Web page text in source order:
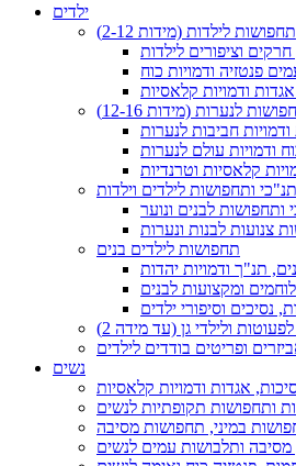
ילדים
תחפושות לילדות (מידות 2-12)
חרקים וציפורים לילדות
פנטזיה ודמויות כוח
ודמויות קלאסיות
לנערות (מידות 12-16)
ודמויות חביבות לנערות
ודמויות עולם לנערות
קלאסיות וטרנדיות
ותחפושות לילדים וילדות
ותחפושות לבנים ונוער
צנועות לבנות ונערות
תחפושות לילדים בנים
תנ"ך ודמויות יהדות
ומקצועות לבנים
נסיכים וסיפורי ילדים
ולילדי גן (עד מידה 2)
ופריטים בודדים לילדים
נשים
אגדות ודמויות קלאסיות
ותחפושות תקופתיות לנשים
במיני, תחפושות מסיבה
מסיבה ותלבושות עמים לנשים